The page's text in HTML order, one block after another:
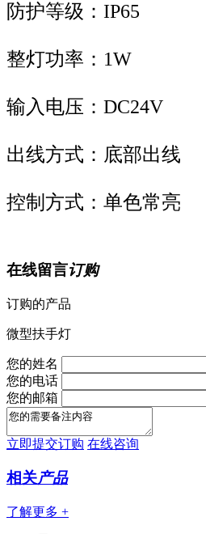
防护等级：IP65
整灯功率：1W
输入电压：DC24V
出线方式：底部出线
控制方式：单色常亮
在线留言订购
订购的产品
微型扶手灯
您的姓名
您的电话
您的邮箱
立即提交订购 在线咨询
相关产品
了解更多 +